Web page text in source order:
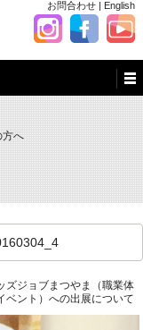
お問合わせ | English
方へ
ズジョブまつやま（職業体
ベント）への出展について